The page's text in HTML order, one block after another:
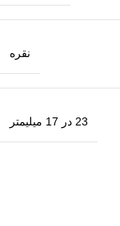
نقره
23 در 17 میلیمتر